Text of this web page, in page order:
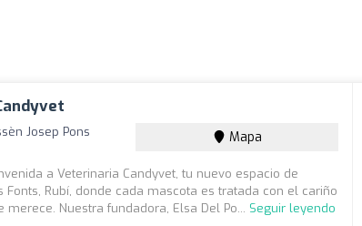
Josep Pons
Mapa
a Veterinaria Candyvet, tu nuevo espacio de
Fonts, Rubí, donde cada mascota es tratada con el cariño
merece. Nuestra fundadora, Elsa Del Po... Seguir leyendo